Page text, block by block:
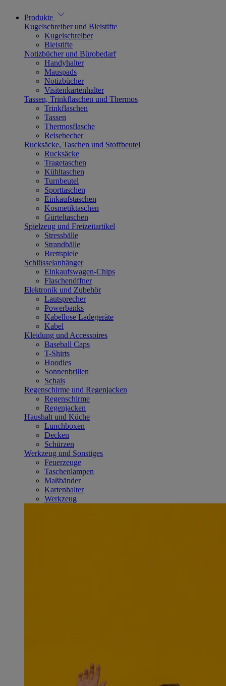
Produkte
Kugelschreiber und Bleistifte
Kugelschreiber
Bleistifte
Notizbücher und Bürobedarf
Handyhalter
Mauspads
Notizbücher
Visitenkartenhalter
Tassen, Trinkflaschen und Thermos
Trinkflaschen
Tassen
Thermosflasche
Reisebecher
Rucksäcke, Taschen und Stoffbeutel
Rucksäcke
Tragetaschen
Kühltaschen
Turnbeutel
Sporttaschen
Einkaufstaschen
Kosmetiktaschen
Gürteltaschen
Spielzeug und Freizeitartikel
Stressbälle
Strandbälle
Brettspiele
Schlüsselanhänger
Einkaufswagen-Chips
Flaschenöffner
Elektronik und Zubehör
Lautsprecher
Powerbanks
Kabellose Ladegeräte
Kabel
Kleidung und Accessoires
Baseball Caps
T-Shirts
Hoodies
Sonnenbrillen
Schals
Regenschirme und Regenjacken
Regenschirme
Regenjacken
Haushalt und Küche
Lunchboxen
Decken
Schürzen
Werkzeug und Sonstiges
Feuerzeuge
Taschenlampen
Maßbänder
Kartenhalter
Werkzeug